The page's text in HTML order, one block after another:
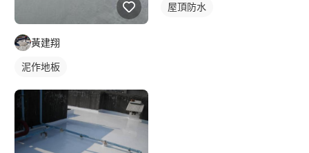
黃建翔
泥作地板
屋頂防水